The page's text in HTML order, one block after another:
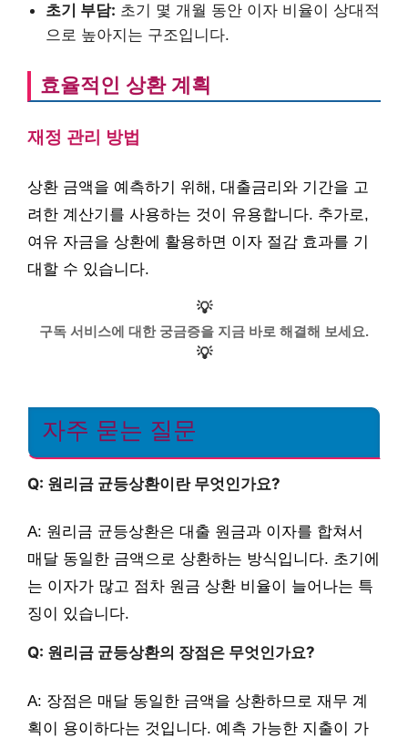
초기 부담: 초기 몇 개월 동안 이자 비율이 상대적
으로 높아지는 구조입니다.
효율적인 상환 계획
재정 관리 방법
상환 금액을 예측하기 위해, 대출금리와 기간을 고
려한 계산기를 사용하는 것이 유용합니다. 추가로,
여유 자금을 상환에 활용하면 이자 절감 효과를 기
대할 수 있습니다.
💡
구독 서비스에 대한 궁금증을 지금 바로 해결해 보세요.
💡
자주 묻는 질문
Q: 원리금 균등상환이란 무엇인가요?
A: 원리금 균등상환은 대출 원금과 이자를 합쳐서
매달 동일한 금액으로 상환하는 방식입니다. 초기에
는 이자가 많고 점차 원금 상환 비율이 늘어나는 특
징이 있습니다.
Q: 원리금 균등상환의 장점은 무엇인가요?
A: 장점은 매달 동일한 금액을 상환하므로 재무 계
획이 용이하다는 것입니다. 예측 가능한 지출이 가